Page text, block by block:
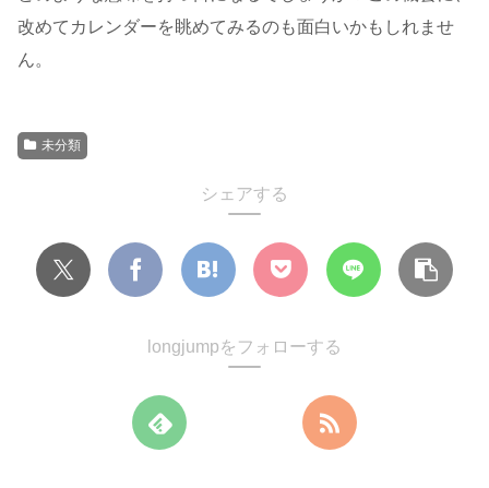
改めてカレンダーを眺めてみるのも面白いかもしれませ
ん。
未分類
シェアする
longjumpをフォローする